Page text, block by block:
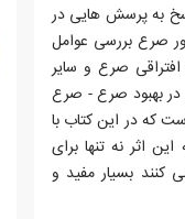
پاسخ به پرسش هایی در
صرع بررسی عوامل
صرع و سایر
در بهبود صرع - صرع
که در این کتاب با
اثر نه تنها برای
کنند بسیار مفید و